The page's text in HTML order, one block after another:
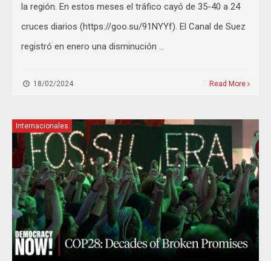
la región. En estos meses el tráfico cayó de 35-40 a 24
cruces diarios (https://goo.su/91NYYf). El Canal de Suez
registró en enero una disminución …
18/02/2024 Read More
Internacionales